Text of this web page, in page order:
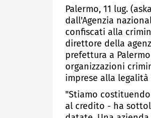
Palermo, 11 lug.
dall'Agenzia
confiscati alla
direttore della
prefettura a
organizzazioni
imprese alla
"Stiamo
al credito - ha